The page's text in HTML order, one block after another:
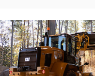
manipuler des
confiance, tout en
contrôle précis.
Les applications
jamais été aussi